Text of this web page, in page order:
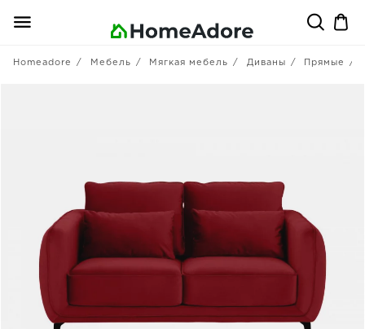
Homeadore Мебель Мягкая мебель Диваны Прямые